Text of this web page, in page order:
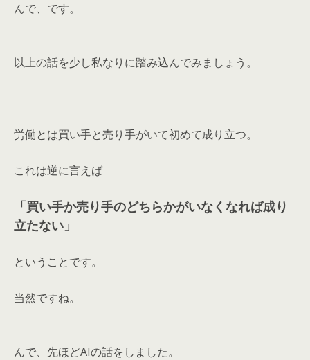
んで、です。
以上の話を少し私なりに踏み込んでみましょう。
労働とは買い手と売り手がいて初めて成り立つ。
これは逆に言えば
「買い手か売り手のどちらかがいなくなれば成り
立たない」
ということです。
当然ですね。
んで、先ほどAIの話をしました。